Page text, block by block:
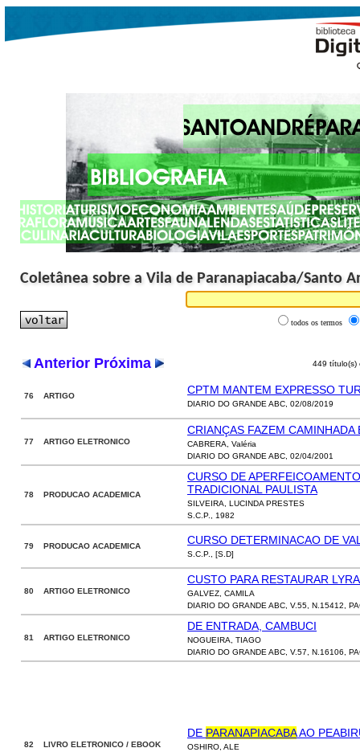
Coletânea sobre a Vila de Paranapiacaba/Santo
todos os termos
Anterior Próxima 449 título(s)
76 ARTIGO CPTM MANTEM EXPRESSO
DIARIO DO GRANDE ABC, 02/08/2019
77 ARTIGO ELETRONICO
CRIANÇAS FAZEM CAMINHADA
CABRERA, Valéria
DIARIO DO GRANDE ABC, 02/04/2001
78 PRODUCAO ACADEMICA
CURSO DE
TRADICIONAL PAULISTA
SILVEIRA, LUCINDA PRESTES
S.C.P., 1982
79 PRODUCAO ACADEMICA CURSO DETERMINACAO DE
S.C.P., [S.D]
80 ARTIGO ELETRONICO
CUSTO PARA RESTAURAR
GALVEZ, CAMILA
DIARIO DO GRANDE ABC, V.55, N.15412,
81 ARTIGO ELETRONICO
DE ENTRADA, CAMBUCI
NOGUEIRA, TIAGO
DIARIO DO GRANDE ABC, V.57, N.16106,
82 LIVRO ELETRONICO / EBOOK
DE PARANAPIACABAAO
OSHIRO, ALE